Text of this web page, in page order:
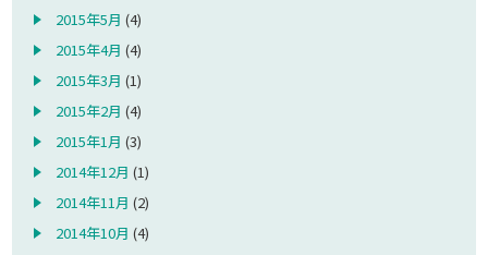
2015年5月 (4)
2015年4月 (4)
2015年3月 (1)
2015年2月 (4)
2015年1月 (3)
2014年12月 (1)
2014年11月 (2)
2014年10月 (4)